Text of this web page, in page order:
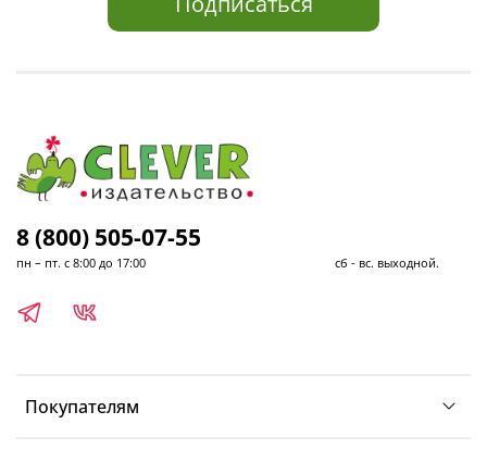
Покупателям
8 (800) 505-07-55
пн – пт. с 8:00 до 17:00 сб - вс. выходной.